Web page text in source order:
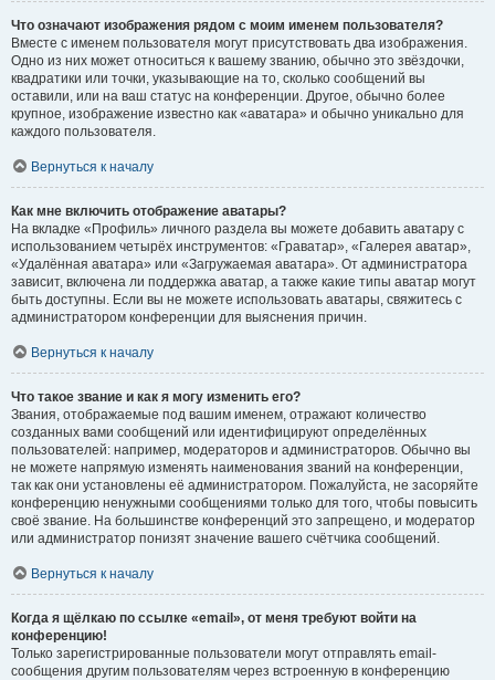
Что означают изображения рядом с моим именем пользователя?
Вместе с именем пользователя могут присутствовать два изображения.
Одно из них может относиться к вашему званию, обычно это звёздочки,
квадратики или точки, указывающие на то, сколько сообщений вы
оставили, или на ваш статус на конференции. Другое, обычно более
крупное, изображение известно как «аватара» и обычно уникально для
каждого пользователя.
Вернуться к началу
Как мне включить отображение аватары?
На вкладке «Профиль» личного раздела вы можете добавить аватару с
использованием четырёх инструментов: «Граватар», «Галерея аватар»,
«Удалённая аватара» или «Загружаемая аватара». От администратора
зависит, включена ли поддержка аватар, а также какие типы аватар могут
быть доступны. Если вы не можете использовать аватары, свяжитесь с
администратором конференции для выяснения причин.
Вернуться к началу
Что такое звание и как я могу изменить его?
Звания, отображаемые под вашим именем, отражают количество
созданных вами сообщений или идентифицируют определённых
пользователей: например, модераторов и администраторов. Обычно вы
не можете напрямую изменять наименования званий на конференции,
так как они установлены её администратором. Пожалуйста, не засоряйте
конференцию ненужными сообщениями только для того, чтобы повысить
своё звание. На большинстве конференций это запрещено, и модератор
или администратор понизят значение вашего счётчика сообщений.
Вернуться к началу
Когда я щёлкаю по ссылке «email», от меня требуют войти на
конференцию!
Только зарегистрированные пользователи могут отправлять email-
сообщения другим пользователям через встроенную в конференцию